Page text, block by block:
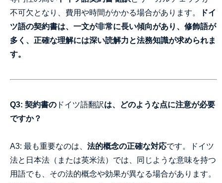
不可欠となり、費用や時間がかかる場合があります。
ドイ
ツ語の契約書は、一文が非常に長い傾向があり、修飾語が
多く、正確な理解には深い読解力と法務知識が求められま
す。
Q3: 契約書の ドイツ語翻訳は、どのような点に注意が必要
ですか？
A3: 最も重要なのは、 法的概念の正確な対応です。ドイツ
法と日本法（または英米法）では、同じような意味を持つ
用語でも、その法的概念や効果が異なる場合があります。